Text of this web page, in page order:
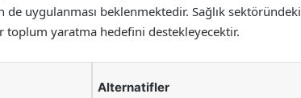
uygulanması beklenmektedir. Sağlık sektöründeki
toplum yaratma hedefini destekleyecektir.
Alternatifler